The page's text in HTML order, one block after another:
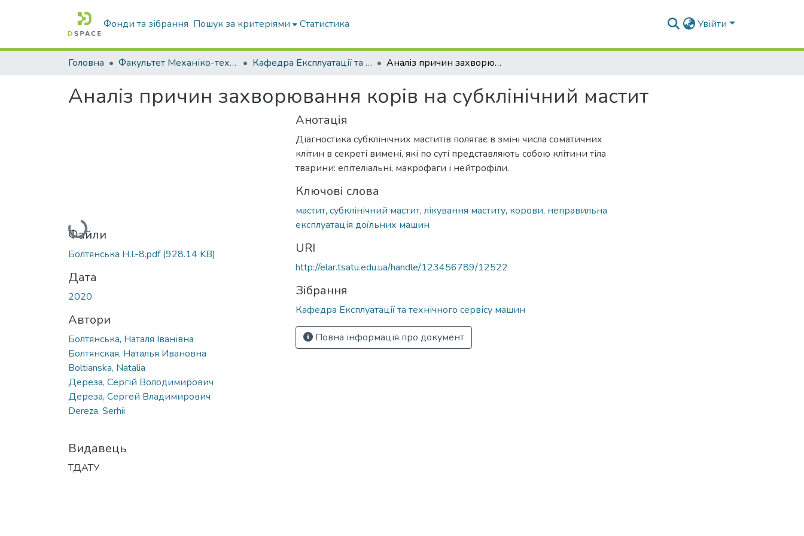
Фонди та зібрання Пошук за критеріями Статистика Увійти
Головна Факультет Механіко-технологічний Кафедра Експлуатації та технічного сервісу машин Аналіз причин захворювання корів на субклінічний мастит
Аналіз причин захворювання корів на субклінічний мастит
Вантажиться...
Файли
Болтянська Н.І.-8.pdf(928.14 KB)
Дата
2020
Автори
Болтянська, Наталя Іванівна
Болтянская, Наталья Ивановна
Boltianska, Natalia
Дереза, Сергій Володимирович
Дереза, Сергей Владимирович
Dereza, Serhii
Видавець
ТДАТУ
Анотація
Діагностика субклінічних маститів полягає в зміні числа соматичних
клітин в секреті вимені, які по суті представляють собою клітини тіла
тварини: епітеліальні, макрофаги і нейтрофіли.
Ключові слова
мастит, субклінічний мастит, лікування маститу, корови, неправильна
експлуатація доїльних машин
URI
http://elar.tsatu.edu.ua/handle/123456789/12522
Зібрання
Кафедра Експлуатації та технічного сервісу машин
Повна інформація про документ